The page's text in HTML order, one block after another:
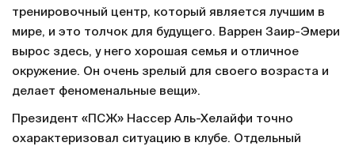
тренировочный центр, который является лучшим в
мире, и это толчок для будущего. Варрен Заир-Эмери
вырос здесь, у него хорошая семья и отличное
окружение. Он очень зрелый для своего возраста и
делает феноменальные вещи».
Президент «ПСЖ» Нассер Аль-Хелайфи точно
охарактеризовал ситуацию в клубе. Отдельный